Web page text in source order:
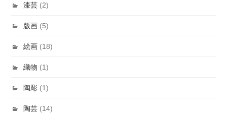
漆芸 (2)
版画 (5)
絵画 (18)
織物 (1)
陶彫 (1)
陶芸 (14)